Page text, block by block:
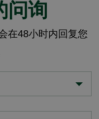
问询
在48小时内回复您